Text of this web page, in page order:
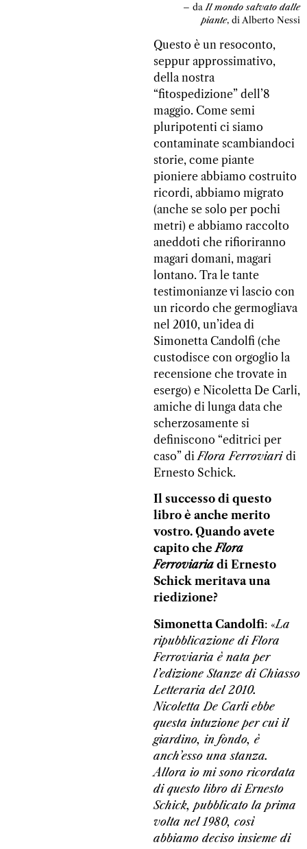
– da Il mondo salvato dalle
piante, di Alberto Nessi
Questo è un resoconto,
seppur approssimativo,
della nostra
“fitospedizione” dell’8
maggio. Come semi
pluripotenti ci siamo
contaminate scambiandoci
storie, come piante
pioniere abbiamo costruito
ricordi, abbiamo migrato
(anche se solo per pochi
metri) e abbiamo raccolto
aneddoti che rifioriranno
magari domani, magari
lontano. Tra le tante
testimonianze vi lascio con
un ricordo che germogliava
nel 2010, un’idea di
Simonetta Candolfi (che
custodisce con orgoglio la
recensione che trovate in
esergo) e Nicoletta De Carli,
amiche di lunga data che
scherzosamente si
definiscono “editrici per
caso” di Flora Ferroviari di
Ernesto Schick.
Il successo di questo
libro è anche merito
vostro. Quando avete
capito cheFlora
Ferroviaria di Ernesto
Schick meritava una
riedizione?
Simonetta Candolfi: «La
ripubblicazione di Flora
Ferroviaria è nata per
l’edizione Stanze di Chiasso
Letteraria del 2010.
Nicoletta De Carli ebbe
questa intuzione per cui il
giardino, in fondo, è
anch’esso una stanza.
Allora io mi sono ricordata
di questo libro di Ernesto
Schick, pubblicato la prima
volta nel 1980, così
abbiamo deciso insieme di